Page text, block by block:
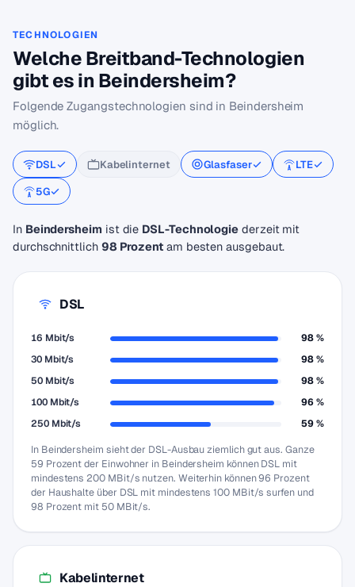
TECHNOLOGIEN
Welche Breitband-Technologien
gibt es in Beindersheim?
Folgende Zugangstechnologien sind in Beindersheim
möglich.
DSL Kabelinternet Glasfaser
LTE
5G
In Beindersheim ist die DSL-Technologie derzeit mit
durchschnittlich 98 Prozentam besten ausgebaut.
DSL
16 Mbit/s
98 %
30 Mbit/s
98 %
50 Mbit/s
98 %
100 Mbit/s
96 %
250 Mbit/s
59 %
In Beindersheim sieht der DSL-Ausbau ziemlich gut aus. Ganze
59 Prozent der Einwohner in Beindersheim können DSL mit
mindestens 200 MBit/s nutzen. Weiterhin können 96 Prozent
der Haushalte über DSL mit mindestens 100 MBit/s surfen und
98 Prozent mit 50 MBit/s.
Kabelinternet